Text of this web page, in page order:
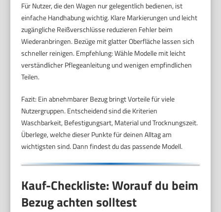
Für Nutzer, die den Wagen nur gelegentlich bedienen, ist
einfache Handhabung wichtig. Klare Markierungen und leicht
zugängliche Reißverschlüsse reduzieren Fehler beim
Wiederanbringen. Bezüge mit glatter Oberfläche lassen sich
schneller reinigen. Empfehlung: Wähle Modelle mit leicht
verständlicher Pflegeanleitung und wenigen empfindlichen
Teilen.
Fazit: Ein abnehmbarer Bezug bringt Vorteile für viele
Nutzergruppen. Entscheidend sind die Kriterien
Waschbarkeit, Befestigungsart, Material und Trocknungszeit.
Überlege, welche dieser Punkte für deinen Alltag am
wichtigsten sind. Dann findest du das passende Modell.
Kauf-Checkliste: Worauf du beim
Bezug achten solltest